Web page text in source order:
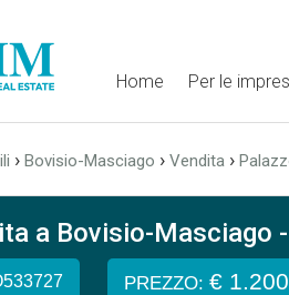
Home Per le
› Bovisio-Masciago › Vendita ›
a Bovisio-Masciago
PREZZO:€